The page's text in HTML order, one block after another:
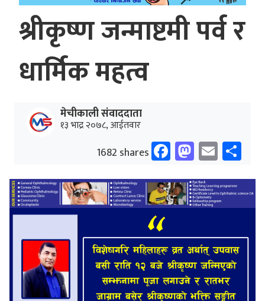
श्रीकृष्ण जन्माष्टमी पर्व र
धार्मिक महत्व
मेचीकाली संवाददाता
१३ भाद्र २०७८, आईतवार
1682 shares Facebook
Email